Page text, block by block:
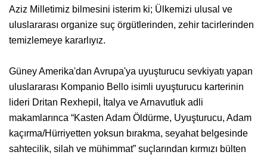
Aziz Milletimiz bilmesini isterim ki; Ülkemizi ulusal ve
uluslararası organize suç örgütlerinden, zehir tacirlerinden
temizlemeye kararlıyız.
Güney Amerika'dan Avrupa'ya uyuşturucu sevkiyatı yapan
uluslararası Kompanio Bello isimli uyuşturucu karterinin
lideri Dritan RexhepiI, İtalya ve Arnavutluk adli
makamlarınca “Kasten Adam Öldürme, Uyuşturucu, Adam
kaçırma/Hürriyetten yoksun bırakma, seyahat belgesinde
sahtecilik, silah ve mühimmat” suçlarından kırmızı bülten